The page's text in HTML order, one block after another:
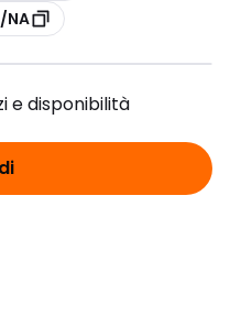
e disponibilità